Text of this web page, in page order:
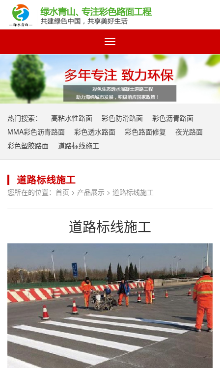
Toggle
热门搜索： 高粘水性路面 彩色防滑路面
彩色沥青路面
MMA彩色沥青路面
彩色透水路面 彩色路面修复
夜光路面
彩色塑胶路面
道路标线施工
道路标线施工
您所在的位置： 首页 > 产品展示 > 道路标线施工
道路标线施工